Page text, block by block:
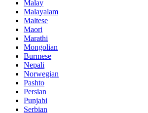
Malay
Malayalam
Maltese
Maori
Marathi
Mongolian
Burmese
Nepali
Norwegian
Pashto
Persian
Punjabi
Serbian